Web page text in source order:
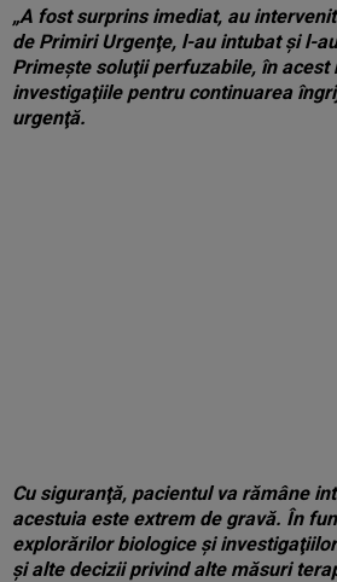
„A fost surprins imediat, au
de Primiri Urgenţe, l-au intubat şi l-
Primeşte soluţii perfuzabile, în acest
investigaţiile pentru continuarea
urgenţă.
Cu siguranţă, pacientul va rămâne
acestuia este extrem de gravă. În
explorărilor biologice şi
şi alte decizii privind alte măsuri